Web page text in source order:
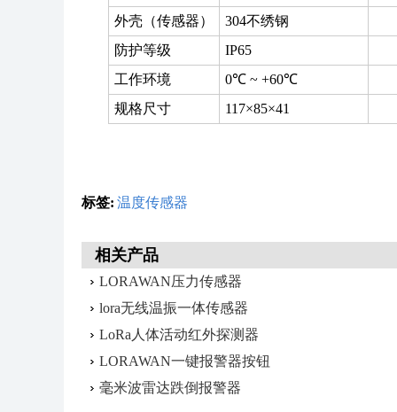
外壳（传感器）
304不绣钢
防护等级
IP65
工作环境
0℃ ~ +60℃
规格尺寸
117×85×41
标签: 温度传感器
相关产品
LORAWAN压力传感器
lora无线温振一体传感器
LoRa人体活动红外探测器
LORAWAN一键报警器按钮
毫米波雷达跌倒报警器